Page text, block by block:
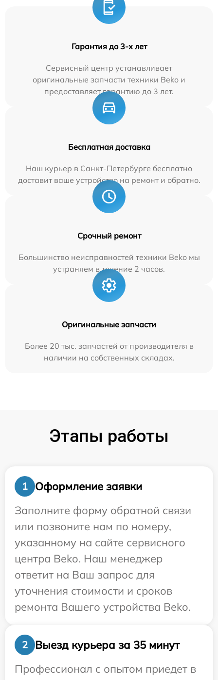
Гарантия до 3-х лет
Сервисный центр устанавливает
оригинальные запчасти техники Beko и
предоставляет гарантию до 3 лет.
Бесплатная доставка
Наш курьер в Санкт-Петербурге бесплатно
доставит ваше устройство на ремонт и обратно.
Срочный ремонт
Большинство неисправностей техники Beko мы
устраняем в течение 2 часов.
Оригинальные запчасти
Более 20 тыс. запчастей от производителя в
наличии на собственных складах.
Этапы работы
1
Оформление заявки
Заполните форму обратной связи
или позвоните нам по номеру,
указанному на сайте сервисного
центра Beko. Наш менеджер
ответит на Ваш запрос для
уточнения стоимости и сроков
ремонта Вашего устройства Beko.
2
Выезд курьера за 35 минут
Профессионал с опытом приедет в